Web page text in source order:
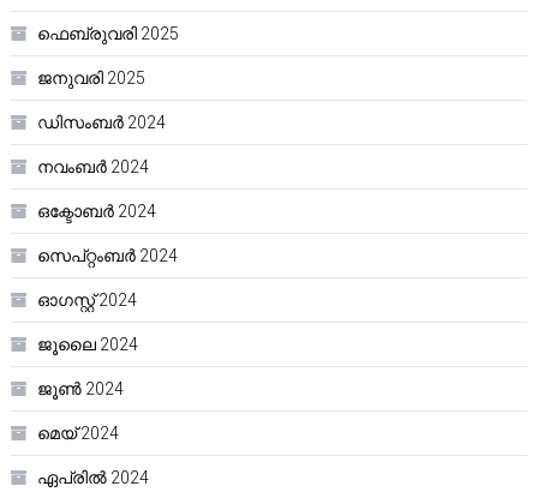
ഫെബ്രുവരി 2025
ജനുവരി 2025
ഡിസംബർ 2024
നവംബർ 2024
ഒക്ടോബർ 2024
സെപ്റ്റംബർ 2024
ഓഗസ്റ്റ്‌ 2024
ജൂലൈ 2024
ജൂൺ 2024
മെയ്‌ 2024
ഏപ്രിൽ 2024